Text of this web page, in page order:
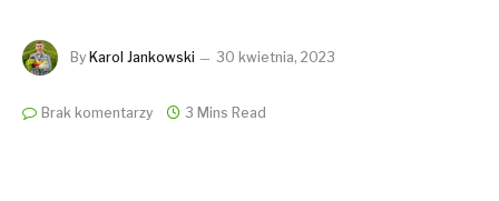
By Karol Jankowski 30 kwietnia, 2023
Brak komentarzy 3 Mins Read